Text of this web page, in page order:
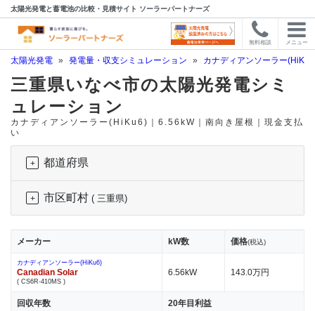
太陽光発電と蓄電池の比較・見積サイト ソーラーパートナーズ
無料相談 メニュー
太陽光発電 » 発電量・収支シミュレーション » カナディアンソーラー
三重県いなべ市の太陽光発電シミ
ュレーション
カナディアンソーラー(HiKu6)｜6.56kW｜南向き屋根｜現金支払
い
都道府県
市区町村 ( 三重県)
メーカー kW数 価格(税込)
カナディアンソーラー(HiKu6)
Canadian Solar
( CS6R-410MS )
6.56kW 143.0万円
回収年数 20年目利益